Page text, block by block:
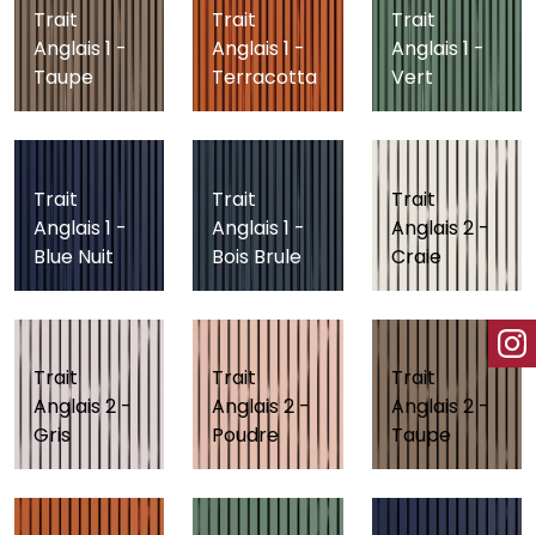
Trait
Anglais 1 -
Taupe
Trait
Anglais 1 -
Terracotta
Trait
Anglais 1 -
Vert
Trait
Anglais 1 -
Blue Nuit
Trait
Anglais 1 -
Bois Brule
Trait
Anglais 2 -
Craie
Trait
Anglais 2 -
Gris
Trait
Anglais 2 -
Poudre
Trait
Anglais 2 -
Taupe